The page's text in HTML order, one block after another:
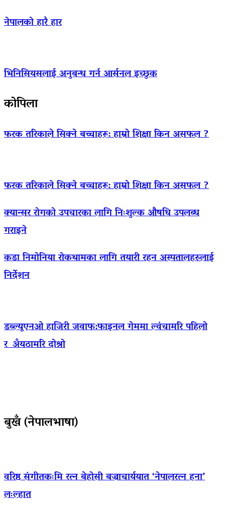
नेपालको हारै हार
भिनिसियसलाई अनुबन्ध गर्न आर्सनल इच्छुक
कोपिला
फरक तरिकाले सिक्ने बच्चाहरू: हाम्रो शिक्षा किन असफल ?
फरक तरिकाले सिक्ने बच्चाहरू: हाम्रो शिक्षा किन असफल ?
क्यान्सर रोगको उपचारका लागि निःशुल्क औषधि उपलब्ध
गराइने
कडा निमोनिया रोकथामका लागि तयारी रहन अस्पतालहरुलाई
निर्देशन
डब्ल्यूएनओ हाजिरी जवाफ:फाइनल गेममा ल्वंचामरि पहिलो
र अँयठामरि दोश्रो
बुखँ (नेपालभाषा)
वरिष्ठ संगीतकःमि रत्न बेहोसी बज्राचार्ययात ‘नेपालरत्न हना’
लःल्हात